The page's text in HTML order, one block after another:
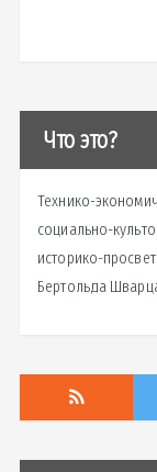
Что это?
Технико-
социально-
историко-
Бертольда